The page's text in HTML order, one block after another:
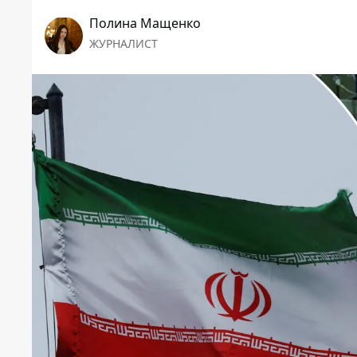
Полина Мащенко
ЖУРНАЛИСТ